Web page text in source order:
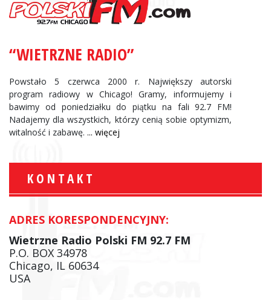
“WIETRZNE RADIO”
Powstało 5 czerwca 2000 r. Największy autorski
program radiowy w Chicago! Gramy, informujemy i
bawimy od poniedziałku do piątku na fali 92.7 FM!
Nadajemy dla wszystkich, którzy cenią sobie optymizm,
witalność i zabawę. ... więcej
KONTAKT
ADRES KORESPONDENCYJNY:
Wietrzne Radio Polski FM 92.7 FM
P.O. BOX 34978
Chicago, IL 60634
USA